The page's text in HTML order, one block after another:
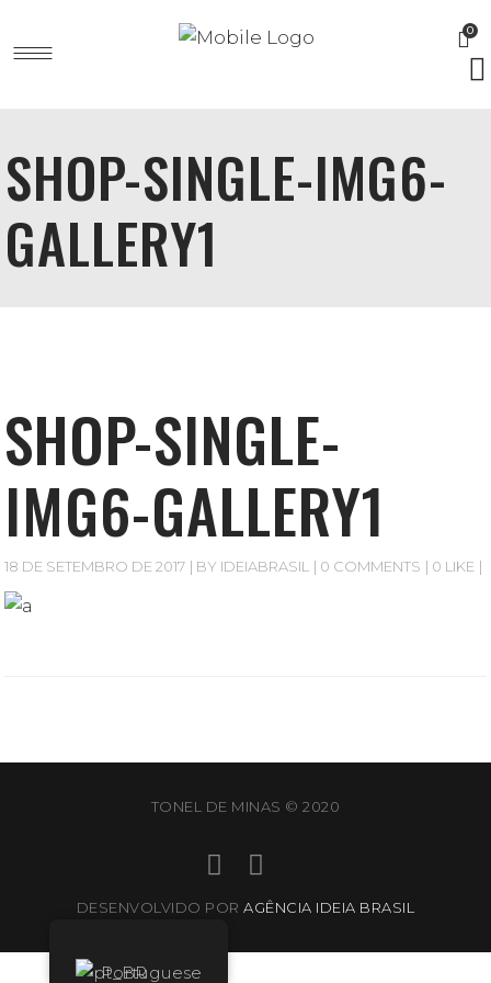
0
SHOP-SINGLE-IMG6-
GALLERY1
SHOP-SINGLE-
IMG6-GALLERY1
18 DE SETEMBRO DE 2017 BY IDEIABRASIL 0 COMMENTS 0 LIKE
TONEL DE MINAS © 2020
DESENVOLVIDO PORAGÊNCIA IDEIA BRASIL
Portuguese